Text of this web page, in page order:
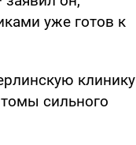
уже готов к
клинику
сильного